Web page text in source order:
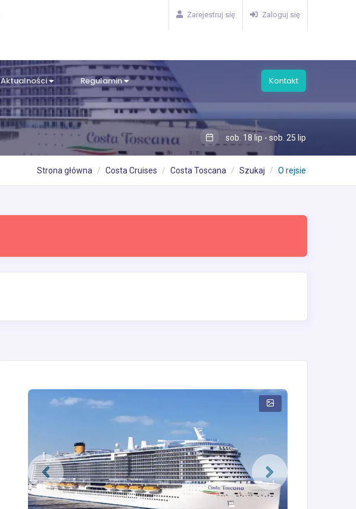
Zarejestruj się Zaloguj się
Aktualności Regulamin Kontakt
sob. 18 lip - sob. 25 lip
Strona główna Costa Cruises Costa Toscana Szukaj O rejsie